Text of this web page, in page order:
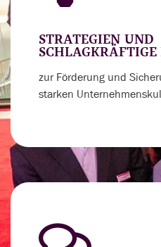
STRATEGIEN UND
zur Förderung und
starken